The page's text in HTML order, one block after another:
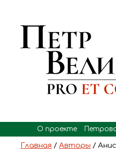
О проекте
Главная / Авторы /